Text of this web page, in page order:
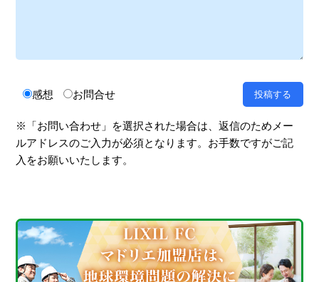
感想 お問合せ
※「お問い合わせ」を選択された場合は、返信のためメー
ルアドレスのご入力が必須となります。お手数ですがご記
入をお願いいたします。